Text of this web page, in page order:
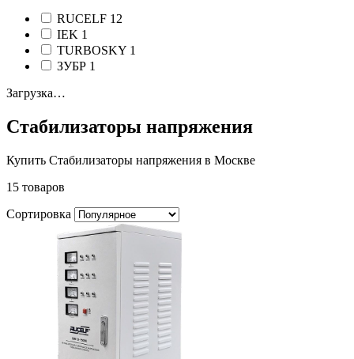
RUCELF 12
IEK 1
TURBOSKY 1
ЗУБР 1
Загрузка…
Стабилизаторы напряжения
Купить Стабилизаторы напряжения в Москве
15 товаров
Сортировка